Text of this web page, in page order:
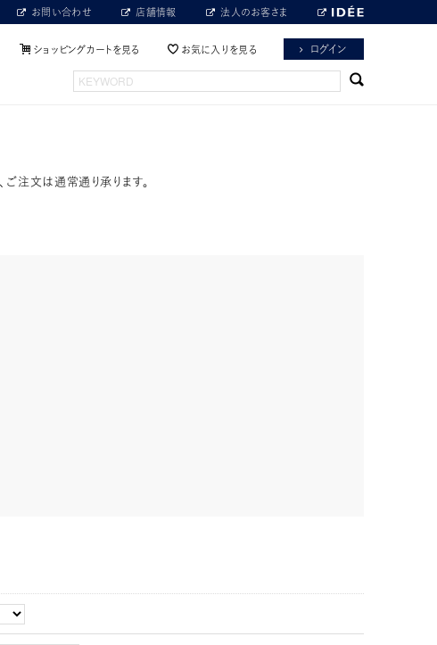
お問い合わせ 店舗情報 法人のお客さま
ショッピングカートを見る お気に入りを見る ログイン
注文は通常通り承ります。